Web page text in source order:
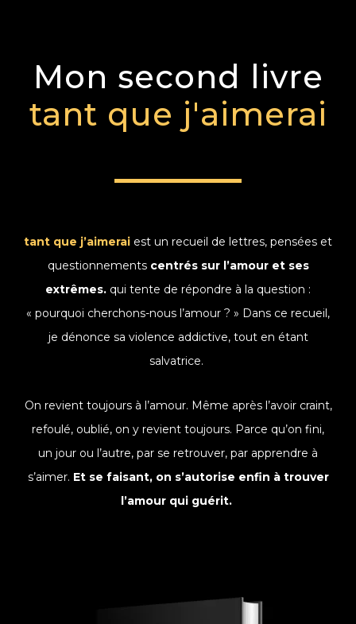
Mon second livre
tant que j'aimerai
tant que j’aimerai est un recueil de lettres, pensées et
questionnements centrés sur l’amour et ses
extrêmes. qui tente de répondre à la question :
« pourquoi cherchons-nous l’amour ? » Dans ce recueil,
je dénonce sa violence addictive, tout en étant
salvatrice.
On revient toujours à l’amour. Même après l’avoir craint,
refoulé, oublié, on y revient toujours. Parce qu’on fini,
un jour ou l’autre, par se retrouver, par apprendre à
s’aimer. Et se faisant, on s’autorise enfin à trouver
l’amour qui guérit.